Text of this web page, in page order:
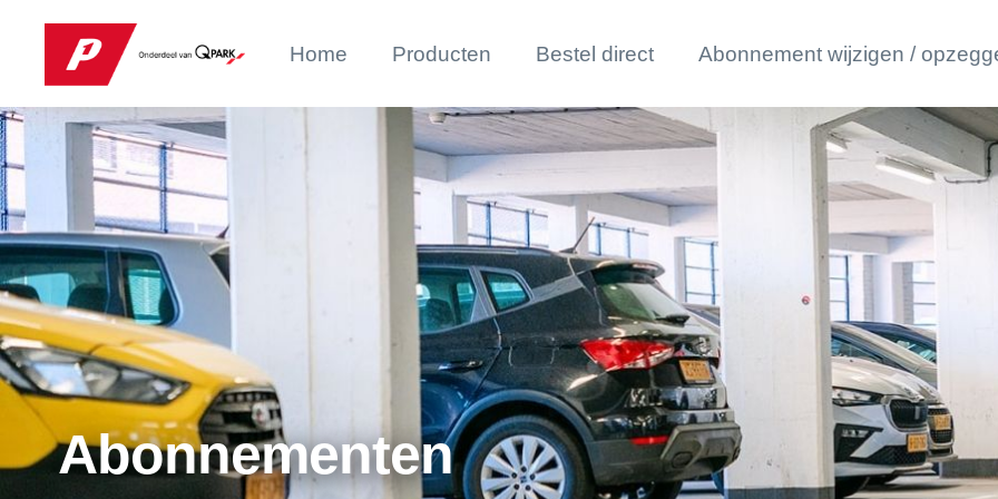
Home Producten Bestel direct Abonnement wijzigen /
Abonnementen